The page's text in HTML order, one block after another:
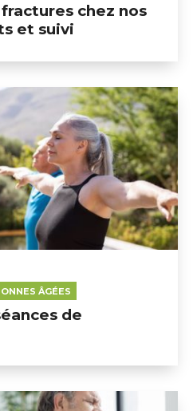
chez nos
et suivi
ÂGÉES
de